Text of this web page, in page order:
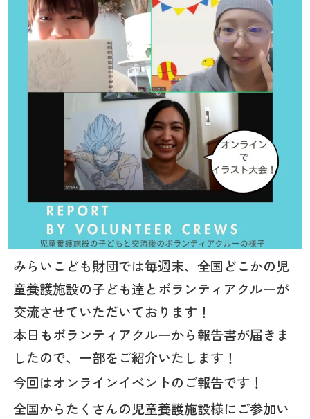
みらいこども財団では毎週末、全国どこかの児
童養護施設の子ども達とボランティアクルーが
交流させていただいております！
本日もボランティアクルーから報告書が届きま
したので、一部をご紹介いたします！
今回はオンラインイベントのご報告です！
全国からたくさんの児童養護施設様にご参加い